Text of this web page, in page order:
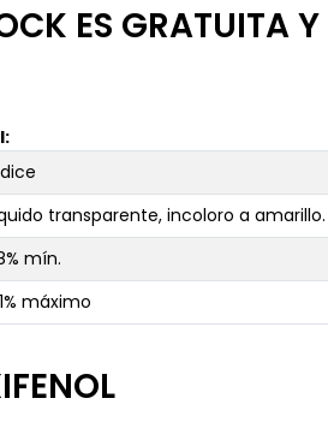
ES GRATUITA Y
transparente, incoloro a amarillo.
mín.
máximo